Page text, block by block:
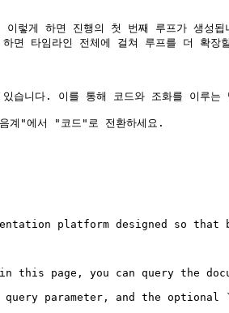
렇게 하면 진행의 첫 번째 루프가 생성됩
면 타임라인 전체에 걸쳐 루프를 더 확장
니다. 이를 통해 코드와 조화를 이루는
계"에서 "코드"로 전환하세요.
platform designed so that
page, you can query the
query parameter, and the optional